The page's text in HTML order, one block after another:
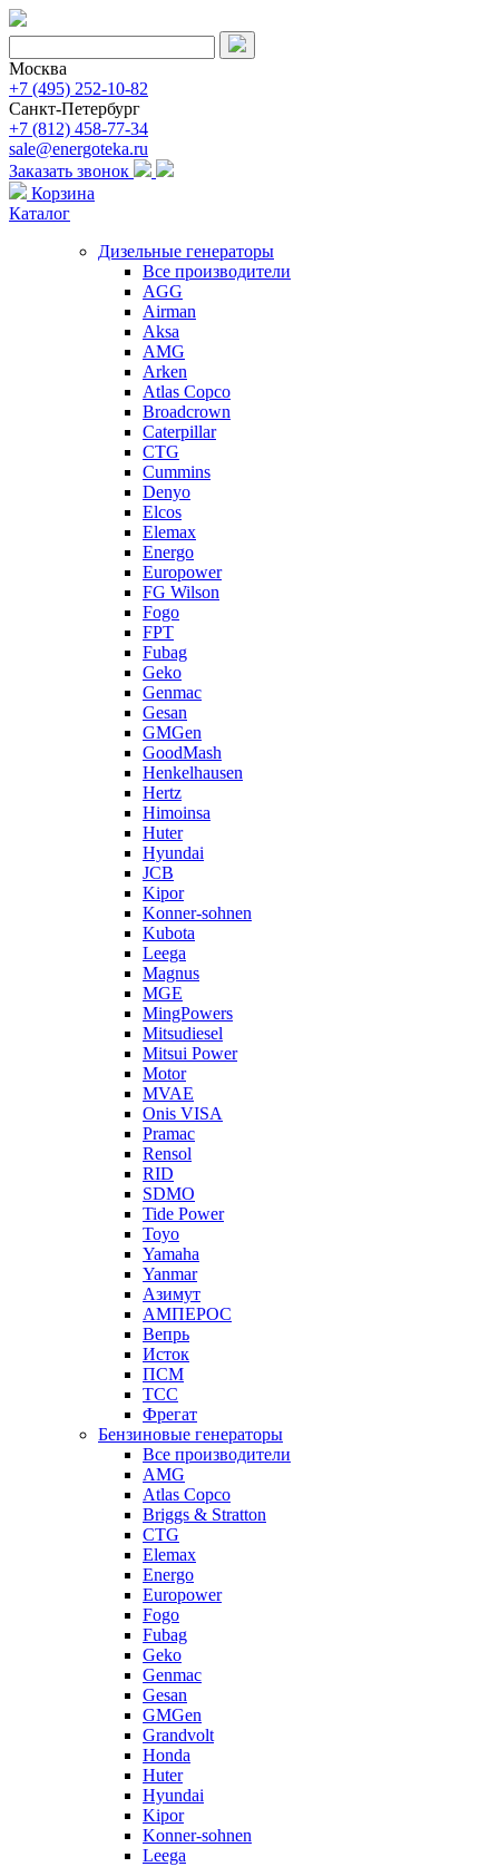
Москва
+7 (495) 252-10-82
Санкт-Петербург
+7 (812) 458-77-34
sale@energoteka.ru
Заказать звонок
Корзина
Каталог
Дизельные генераторы
Все производители
AGG
Airman
Aksa
AMG
Arken
Atlas Copco
Broadcrown
Caterpillar
CTG
Cummins
Denyo
Elcos
Elemax
Energo
Europower
FG Wilson
Fogo
FPT
Fubag
Geko
Genmac
Gesan
GMGen
GoodMash
Henkelhausen
Hertz
Himoinsa
Huter
Hyundai
JCB
Kipor
Konner-sohnen
Kubota
Leega
Magnus
MGE
MingPowers
Mitsudiesel
Mitsui Power
Motor
MVAE
Onis VISA
Pramac
Rensol
RID
SDMO
Tide Power
Toyo
Yamaha
Yanmar
Азимут
АМПЕРОС
Вепрь
Исток
ПСМ
ТСС
Фрегат
Бензиновые генераторы
Все производители
AMG
Atlas Copco
Briggs & Stratton
CTG
Elemax
Energo
Europower
Fogo
Fubag
Geko
Genmac
Gesan
GMGen
Grandvolt
Honda
Huter
Hyundai
Kipor
Konner-sohnen
Leega